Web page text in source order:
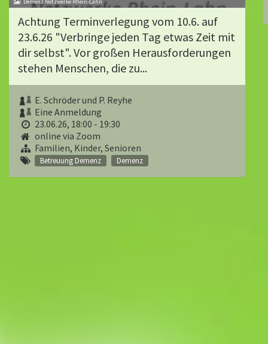
Achtung Terminverlegung vom 10.6. auf
23.6.26 "Verbringe jeden Tag etwas Zeit mit
dir selbst". Vor großen Herausforderungen
stehen Menschen, die zu...
E. Schröder und P. Reyhe
Eine Anmeldung
23.06.26, 18:00 - 19:30
online via Zoom
Familien, Kinder, Senioren
Betreuung Demenz Demenz